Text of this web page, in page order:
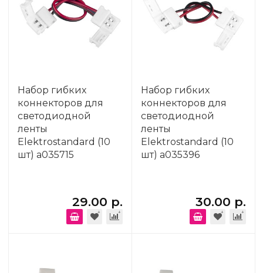
Набор гибких
коннекторов для
светодиодной
ленты
Elektrostandard (10
шт) a035715
29.00 р.
Набор гибких
коннекторов для
светодиодной
ленты
Elektrostandard (10
шт) a035396
30.00 р.